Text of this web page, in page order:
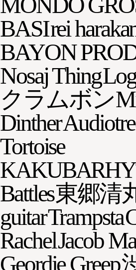
BASIrei
BAYON
Nosaj Thing
クラムボン
Dinther
Tortoise
Battles東郷清
guitarTrampsta
RachelJacob
Geordie Greep